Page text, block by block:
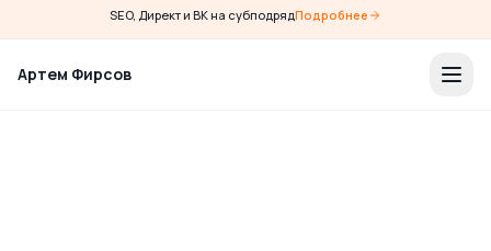
SEO, Директ и ВК на субподрядПодробнее
Артем Фирсов